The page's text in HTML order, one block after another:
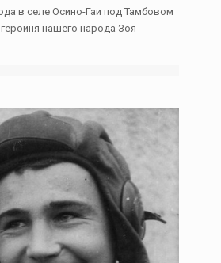
в селе Осино-Гаи под Тамбовом
нашего народа Зоя